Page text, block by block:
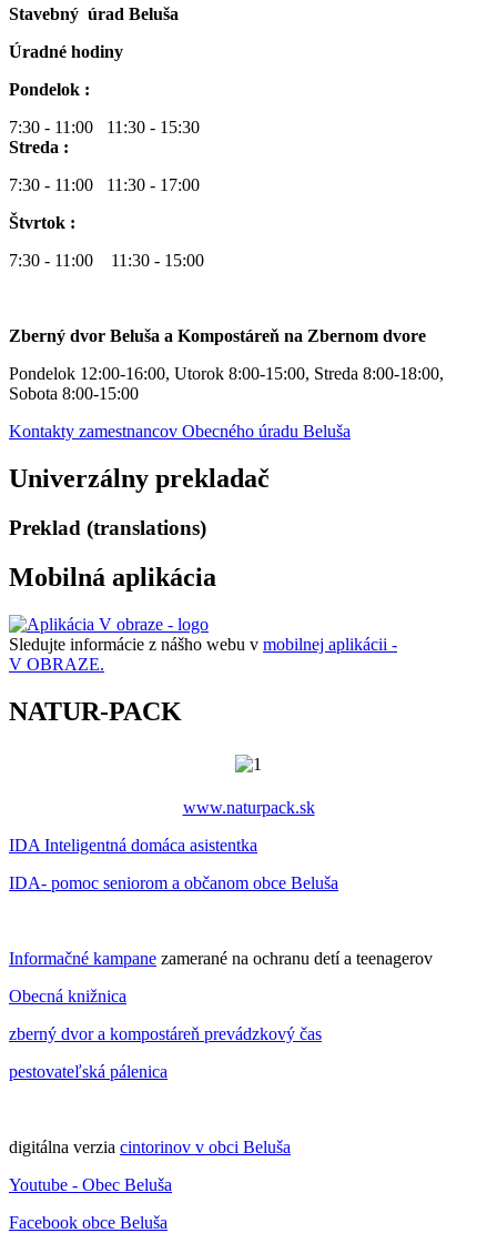
Stavebný úrad Beluša
Úradné hodiny
Pondelok :
7:30 - 11:00 11:30 - 15:30
Streda :
7:30 - 11:00 11:30 - 17:00
Štvrtok :
7:30 - 11:00 11:30 - 15:00
Zberný dvor Beluša a Kompostáreň na Zbernom dvore
Pondelok 12:00-16:00, Utorok 8:00-15:00, Streda 8:00-18:00,
Sobota 8:00-15:00
Kontakty zamestnancov Obecného úradu Beluša
Univerzálny prekladač
Preklad (translations)
Mobilná aplikácia
Sledujte informácie z nášho webu v mobilnej aplikácii -
V OBRAZE.
NATUR-PACK
www.naturpack.sk
IDA Inteligentná domáca asistentka
IDA- pomoc seniorom a občanom obce Beluša
Informačné kampane zamerané na ochranu detí a teenagerov
Obecná knižnica
zberný dvor a kompostáreň prevádzkový čas
pestovateľská pálenica
digitálna verzia cintorinov v obci Beluša
Youtube - Obec Beluša
Facebook obce Beluša